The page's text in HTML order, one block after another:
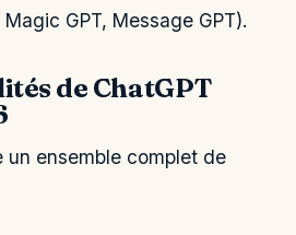
GPT, Message GPT).
de ChatGPT
un ensemble complet de